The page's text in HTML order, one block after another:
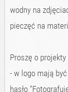
wodny na
pieczęć na
Proszę o
- w logo mają
hasło